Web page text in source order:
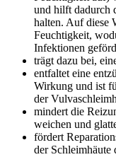
und hilft dadurch
halten. Auf diese
Feuchtigkeit,
Infektionen
trägt dazu bei,
entfaltet eine
Wirkung und ist
der
mindert die
weichen und
fördert
der Schleimhäute